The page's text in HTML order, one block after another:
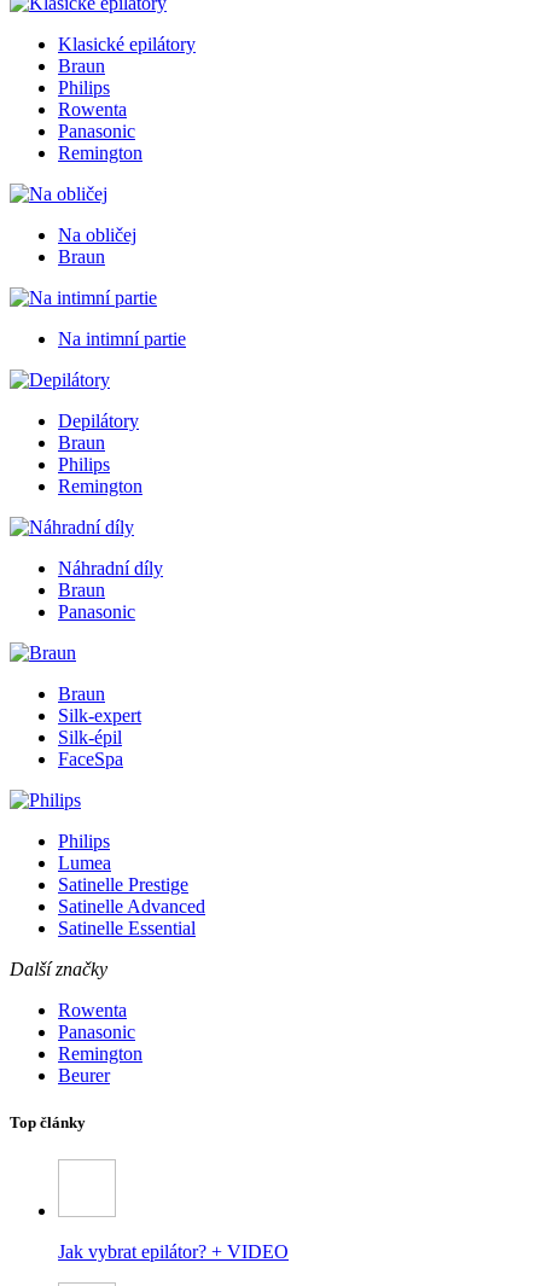
Klasické epilátory
Braun
Philips
Rowenta
Panasonic
Remington
Na obličej
Braun
Na intimní partie
Depilátory
Braun
Philips
Remington
Náhradní díly
Braun
Panasonic
Braun
Silk-expert
Silk-épil
FaceSpa
Philips
Lumea
Satinelle Prestige
Satinelle Advanced
Satinelle Essential
Další značky
Rowenta
Panasonic
Remington
Beurer
Top články
Jak vybrat epilátor? + VIDEO